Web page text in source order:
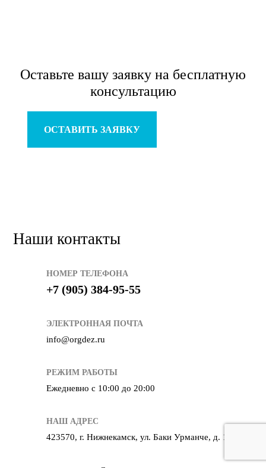
Оставьте вашу заявку на бесплатную
консультацию
ОСТАВИТЬ ЗАЯВКУ
Наши контакты
НОМЕР ТЕЛЕФОНА
+7 (905) 384-95-55
ЭЛЕКТРОННАЯ ПОЧТА
info@orgdez.ru
РЕЖИМ РАБОТЫ
Ежедневно с 10:00 до 20:00
НАШ АДРЕС
423570, г. Нижнекамск, ул. Баки Урманче, д. 15